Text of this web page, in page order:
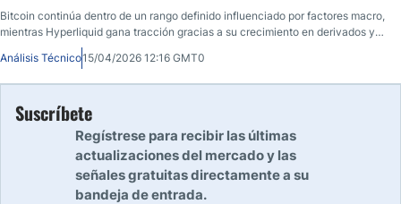
Bitcoin continúa dentro de un rango definido influenciado por factores macro,
mientras Hyperliquid gana tracción gracias a su crecimiento en derivados y
demanda estructural.
Análisis Técnico15/04/2026 12:16 GMT0
Suscríbete
Regístrese para recibir las últimas
actualizaciones del mercado y las
señales gratuitas directamente a su
bandeja de entrada.